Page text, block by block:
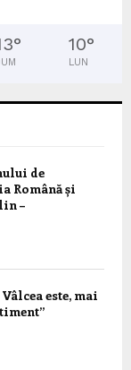
° 10°
LUN
de
Română și
–
este, mai